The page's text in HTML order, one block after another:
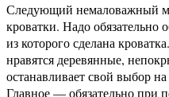
Следующий немаловажный
кроватки. Надо обязательно
из которого сделана
нравятся деревянные,
останавливает свой выбор
Главное — обязательно при